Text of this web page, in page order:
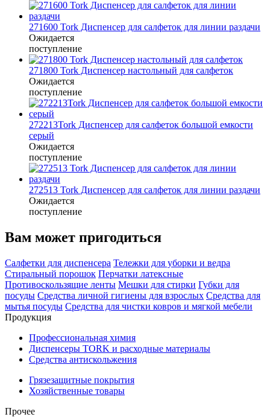
271600 Tork Диспенсер для салфеток для линии раздачи
Ожидается
поступление
271800 Tork Диспенсер настольный для салфеток
Ожидается
поступление
272213Tork Диспенсер для салфеток большой емкости
серый
Ожидается
поступление
272513 Tork Диспенсер для салфеток для линии раздачи
Ожидается
поступление
Вам может пригодиться
Салфетки для диспенсера Тележки для уборки и ведра
Стиральный порошок Перчатки латексные
Противоскользящие ленты Мешки для стирки Губки для
посуды Средства личной гигиены для взрослых Средства для
мытья посуды Средства для чистки ковров и мягкой мебели
Продукция
Профессиональная химия
Диспенсеры TORK и расходные материалы
Cредства антискольжения
Грязезащитные покрытия
Хозяйственные товары
Прочее